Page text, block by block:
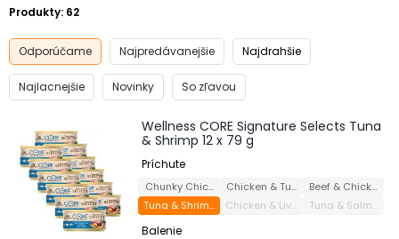
Produkty: 62
Odporúčame Najpredávanejšie Najdrahšie
Najlacnejšie Novinky So zľavou
Wellness CORE Signature Selects Tuna
& Shrimp 12 x 79 g
Príchute
Chunky Chicken & Turkey
Chicken & TurkeyBeef & Chicken
Tuna & Shrimp
Chicken & Liver Tuna & Salmon
Balenie